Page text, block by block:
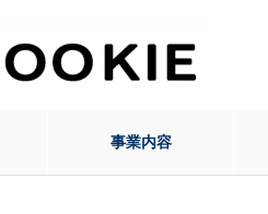
事業内容